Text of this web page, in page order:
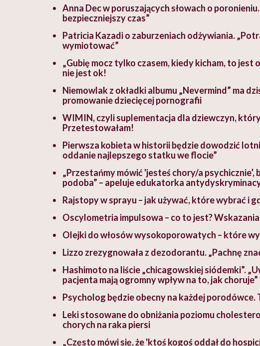
Anna Dec w poruszających słowach o
bezpieczniejszy czas”
Patricia Kazadi o zaburzeniach odżywiania.
wymiotować”
„Gubię mocz tylko czasem, kiedy kicham, to jest
nie jest ok!
Niemowlak z okładki albumu „Nevermind” ma
promowanie dziecięcej pornografii
WIMIN, czyli suplementacja dla dziewczyn,
Przetestowałam!
Pierwsza kobieta w historii będzie dowodzić
oddanie najlepszego statku we flocie”
„Przestańmy mówić 'jesteś chory/a psychicznie’,
podoba” – apeluje edukatorka
Rajstopy w sprayu – jak używać, które wybrać i
Oscylometria impulsowa – co to jest?
Olejki do włosów wysokoporowatych – które
Lizzo zrezygnowała z dezodorantu. „Pachnę
Hashimoto na liście „chicagowskiej siódemki”.
pacjenta mają ogromny wpływ na to, jak choruje”
Psycholog będzie obecny na każdej
Leki stosowane do obniżania poziomu
chorych na raka piersi
„Często mówi się, że 'ktoś kogoś oddał do